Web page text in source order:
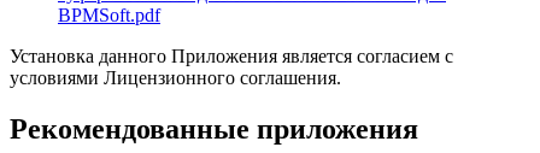
BPMSoft.pdf
Установка данного Приложения является согласием с
условиями Лицензионного соглашения.
Рекомендованные приложения